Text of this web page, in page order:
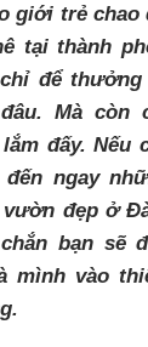
giới trẻ chao
tại thành
để
Mà còn
đấy. Nếu
ngay
vườn đẹp ở
bạn sẽ
mình vào